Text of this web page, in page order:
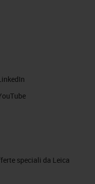
speciali da Leica